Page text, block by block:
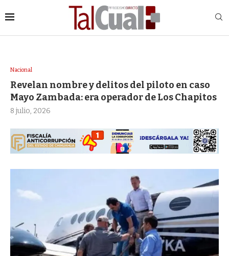
Nacional
Revelan nombre y delitos del piloto en caso
Mayo Zambada: era operador de Los Chapitos
8 julio, 2026